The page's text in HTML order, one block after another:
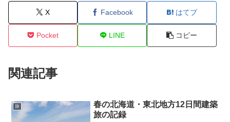
X Facebook はてブ
Pocket LINE コピー
関連記事
旅
春の北海道・東北地方12日間建築
旅の記録